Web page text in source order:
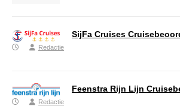
SijFa Cruises
Redactie
Feenstra Rijn Lijn
Redactie